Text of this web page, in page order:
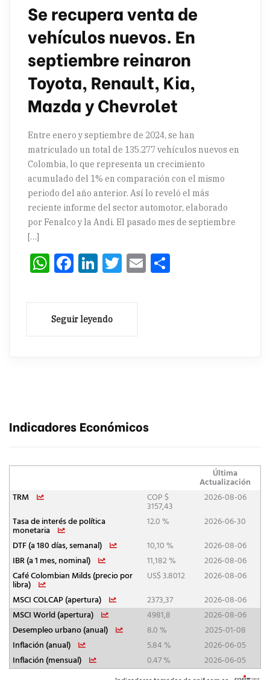
Se recupera venta de
vehículos nuevos. En
septiembre reinaron
Toyota, Renault, Kia,
Mazda y Chevrolet
Entre enero y septiembre de 2024, se han
matriculado un total de 135.277 vehículos nuevos en
Colombia, lo que representa un crecimiento
acumulado del 1% en comparación con el mismo
periodo del año anterior. Así lo reveló el más
reciente informe del sector automotor, elaborado
por Fenalco y la Andi. El pasado mes de septiembre
[…]
WhatsApp
Facebook
LinkedIn
Twitter
Email
Indicadores Económicos